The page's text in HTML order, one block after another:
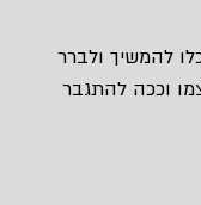
להמשיך ולברר
וככה להתגבר